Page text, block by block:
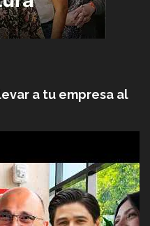
a tu empresa al